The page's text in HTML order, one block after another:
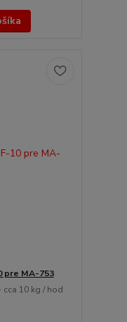
pre MA-753
10 kg / hod